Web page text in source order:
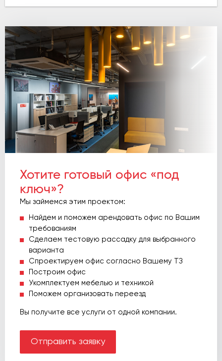
Хотите готовый офис «под
ключ»?
Мы займемся этим проектом:
Найдем и поможем арендовать офис по Вашим
требованиям
Сделаем тестовую рассадку для выбранного
варианта
Спроектируем офис согласно Вашему ТЗ
Построим офис
Укомплектуем мебелью и техникой
Поможем организовать переезд
Вы получите все услуги от одной компании.
Отправить заявку